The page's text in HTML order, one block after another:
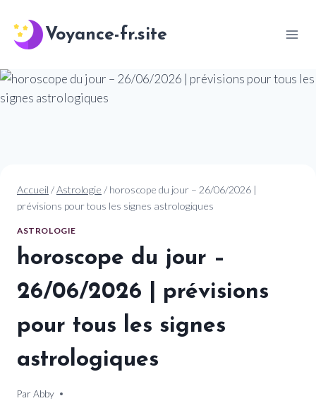
contenu
Voyance-fr.site
Accueil /Astrologie / horoscope du jour – 26/06/2026 |
prévisions pour tous les signes astrologiques
ASTROLOGIE
horoscope du jour –
26/06/2026 | prévisions
pour tous les signes
astrologiques
Par Abby
26 juin 2026